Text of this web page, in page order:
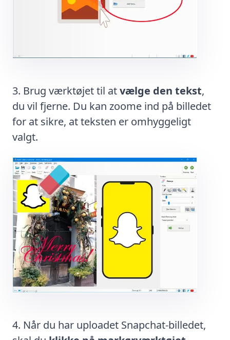
Brug værktøjet til atvælge den tekst,
du vil fjerne. Du kan zoome ind på billedet
for at sikre, at teksten er omhyggeligt
valgt.
Når du har uploadet Snapchat-billedet,